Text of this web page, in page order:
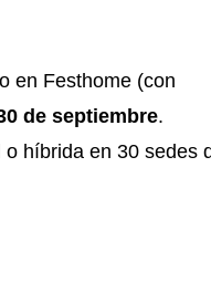
en Festhome (con
de septiembre.
híbrida en 30 sedes